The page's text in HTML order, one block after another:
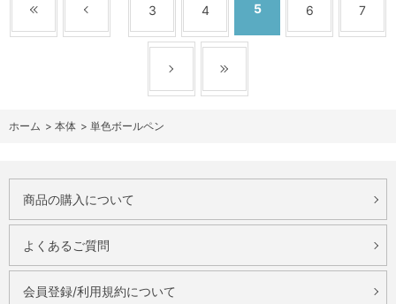
3 4 5 6 7
ホーム > 本体 > 単色ボールペン
商品の購入について
よくあるご質問
会員登録/利用規約について